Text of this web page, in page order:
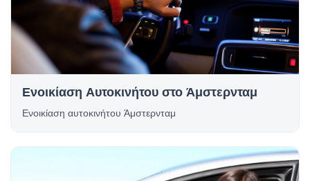
Ενοικίαση Αυτοκινήτου στο Άμστερνταμ
Ενοικίαση αυτοκινήτου Άμστερνταμ